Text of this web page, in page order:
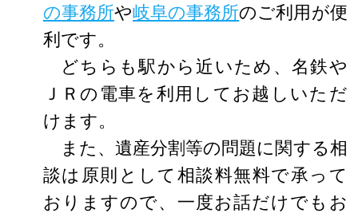
の事務所や岐阜の事務所のご利用が便
利です。
どちらも駅から近いため、名鉄や
ＪＲの電車を利用してお越しいただ
けます。
また、遺産分割等の問題に関する相
談は原則として相談料無料で承って
おりますので、一度お話だけでもお